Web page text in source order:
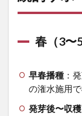
春（3〜5
早春播種：
の潅水施用
発芽後〜収